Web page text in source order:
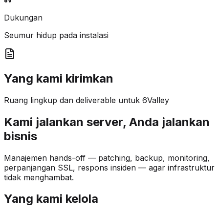
Dukungan
Seumur hidup pada instalasi
Yang kami kirimkan
Ruang lingkup dan deliverable untuk 6Valley
Kami jalankan server, Anda jalankan
bisnis
Manajemen hands-off — patching, backup, monitoring,
perpanjangan SSL, respons insiden — agar infrastruktur
tidak menghambat.
Yang kami kelola